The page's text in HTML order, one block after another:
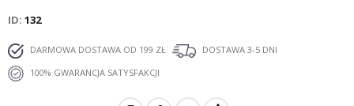
ID 132
DARMOWA DOSTAWA OD 199 ZŁ
DOSTAWA 3-5 DNI
100% GWARANCJA SATYSFAKCJI